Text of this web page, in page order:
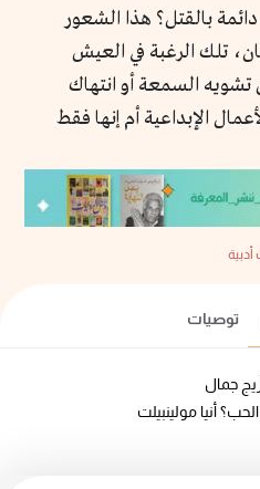
بالقتل؟ هذا الشعور
تلك الرغبة في العيش
السمعة أو انتهاك
الإبداعية أم إنها فقط
توصيات
جمال
أنيا مولينبيلت